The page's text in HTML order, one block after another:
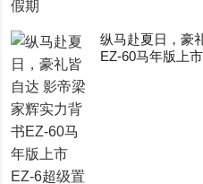
纵马赴夏日，豪
EZ-60马年版上